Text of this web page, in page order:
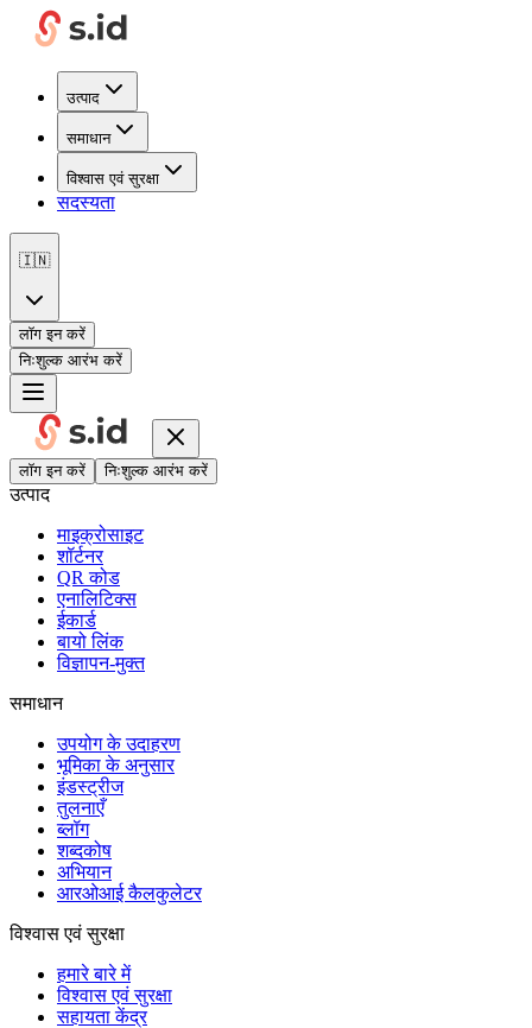
उत्पाद
समाधान
विश्वास एवं सुरक्षा
सदस्यता
🇮🇳
लॉग इन करें
निःशुल्क आरंभ करें
लॉग इन करें निःशुल्क आरंभ करें
उत्पाद
माइक्रोसाइट
शॉर्टनर
QR कोड
एनालिटिक्स
ईकार्ड
बायो लिंक
विज्ञापन-मुक्त
समाधान
उपयोग के उदाहरण
भूमिका के अनुसार
इंडस्ट्रीज
तुलनाएँ
ब्लॉग
शब्दकोष
अभियान
आरओआई कैलकुलेटर
विश्वास एवं सुरक्षा
हमारे बारे में
विश्वास एवं सुरक्षा
सहायता केंद्र